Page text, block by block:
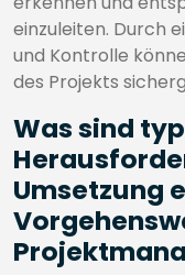
einzuleiten. Durch
und Kontrolle
des Projekts
Was sind
Umsetzung